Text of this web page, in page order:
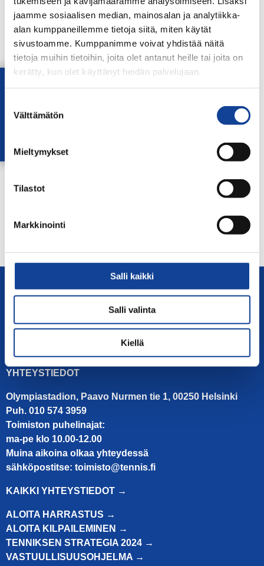
jaamme sosiaalisen median, mainosalan ja analytiikka-
alan kumppaneillemme tietoja siitä, miten käytät
sivustoamme. Kumppanimme voivat yhdistää näitä
tietoja muihin tietoihin, joita olet antanut heille tai joita on
kerätty, kun olet käyttänyt heidän palvelujaan.
valinta
Välttämätön
Mieltymykset
Tilastot
Markkinointi
Salli kaikki
Salli valinta
Kiellä
Jaa:
Seuraava uutinen: Pohjola/Salonen
Lataa OmaTennis!
YHTEYSTIEDOT
Olympiastadion, Paavo Nurmen tie 1, 00250 Helsinki
Puh. 010 574 3959
Toimiston puhelinajat:
ma-pe klo 10.00-12.00
Muina aikoina olkaa yhteydessä
sähköpostitse: toimisto@tennis.fi
KAIKKI YHTEYSTIEDOT →
ALOITA HARRASTUS →
ALOITA KILPAILEMINEN →
TENNIKSEN STRATEGIA 2024 →
VASTUULLISUUSOHJELMA →